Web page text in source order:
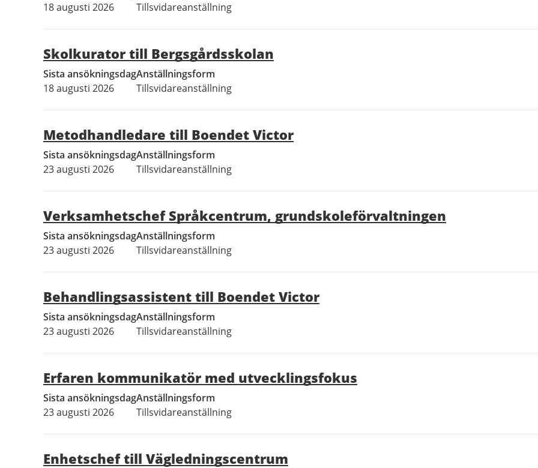
18 augusti 2026
Tillsvidareanställning
Skolkurator till Bergsgårdsskolan
Sista ansökningsdag
18 augusti 2026
Anställningsform
Tillsvidareanställning
Metodhandledare till Boendet Victor
Sista ansökningsdag
23 augusti 2026
Anställningsform
Tillsvidareanställning
Verksamhetschef Språkcentrum, grundskoleförvaltningen
Sista ansökningsdag
23 augusti 2026
Anställningsform
Tillsvidareanställning
Behandlingsassistent till Boendet Victor
Sista ansökningsdag
23 augusti 2026
Anställningsform
Tillsvidareanställning
Erfaren kommunikatör med utvecklingsfokus
Sista ansökningsdag
23 augusti 2026
Anställningsform
Tillsvidareanställning
Enhetschef till Vägledningscentrum